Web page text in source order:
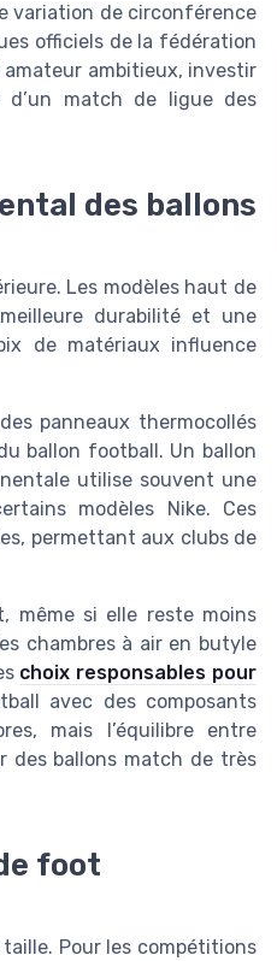
variation de circonférence
officiels de la fédération
ambitieux, investir
d’un match de ligue des
des ballons
Les modèles haut de
durabilité et une
de matériaux influence
panneaux thermocollés
ballon football. Un ballon
utilise souvent une
modèles Nike. Ces
permettant aux clubs de
même si elle reste moins
chambres à air en butyle
choix responsables pour
avec des composants
mais l’équilibre entre
des ballons match de très
foot
Pour les compétitions